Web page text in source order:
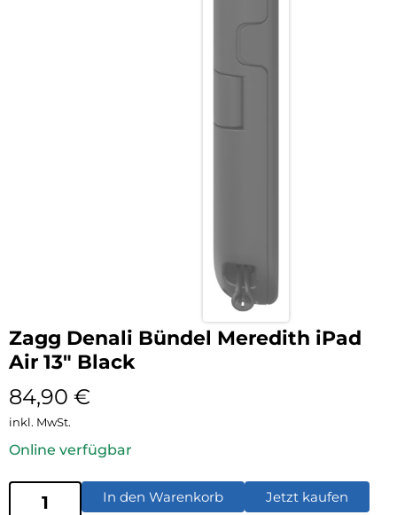
Zagg Denali Bündel Meredith iPad
Air 13″ Black
84,90 €
inkl. MwSt.
Online verfügbar
In den Warenkorb Jetzt kaufen